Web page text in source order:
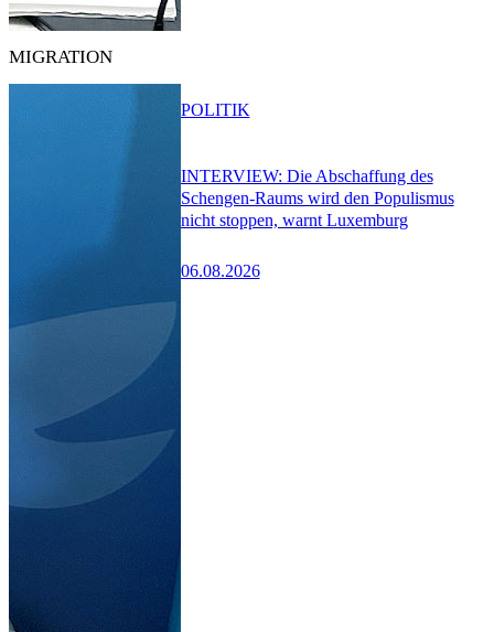
MIGRATION
INTERVIEW: Die Abschaffung des
Schengen-Raums wird den Populismus
nicht stoppen, warnt Luxemburg
06.08.2026
POLITIK